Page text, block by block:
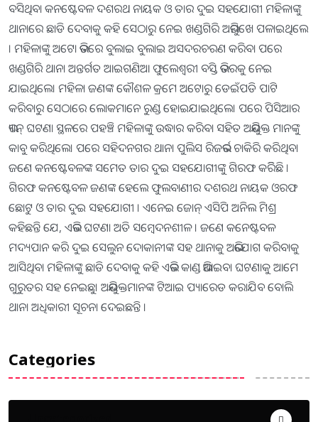
ବସିଥିବା କନଷ୍ଟେବଳ ଦଶରଥ ନାୟକ ଓ ତାର ଦୁଇ ସହଯୋଗୀ ମହିଳାଙ୍କୁ
ଥାନାରେ ଛାଡି ଦେବାକୁ କହି ସେଠାରୁ ନେଇ ଖଣ୍ଡଗିରି ଅଭିମୁଖେ ପଳାଇଥିଲେ
। ମହିଳାଙ୍କୁ ଅଟୋ ଭିତରେ ବୁଲାଇ ବୁଲାଇ ଅସଦରଚରଣ କରିବା ପରେ
ଖଣ୍ଡଗିରି ଥାନା ଅନ୍ତର୍ଗତ ଆଇଗଣିଆ ଫୁଲେଶ୍ୱରୀ ବସ୍ତି ଭିତରକୁ ନେଇ
ଯାଇଥିଲେ। ମହିଳା ଜଣଙ୍କ କୌଶଳ କ୍ରମେ ଅଟୋରୁ ଡେଇଁପଡି ପାଟି
କରିବାରୁ ସେଠାରେ ଲୋକମାନେ ରୁଣ୍ଡ ହୋଇଯାଇଥିଲେ। ପରେ ପିସିଆର
ଭ୍ୟାନ୍ ଘଟଣା ସ୍ଥଳରେ ପହଞ୍ଚି ମହିଳାଙ୍କୁ ଉଦ୍ଧାର କରିବା ସହିତ ଅଭିଯୁକ୍ତ ମାନଙ୍କୁ
କାବୁ କରିଥିଲେ। ପରେ ସହିଦନଗର ଥାନା ପୁଲିସ ରିଜର୍ଭର ଚାକିରି କରିଥିବା
ଜଣେ କନଷ୍ଟେବଳଙ୍କ ସମେତ ତାର ଦୁଇ ସହଯୋଗୀଙ୍କୁ ଗିରଫ କରିିଛି ।
ଗିରଫ କନଷ୍ଟେବଳ ଜଣଙ୍କ ହେଲେ ଫୁଲବାଣୀର ଦଶରଥ ନାୟକ ଓରଫ
ଛୋଟୁ ଓ ତାର ଦୁଇ ସହଯୋଗୀ । ଏନେଇ ଜୋନ୍ ଏସିପି ଅନିଲ ମିଶ୍ର
କହିଛନ୍ତି ଯେ, ଏଭଳି ଘଟଣା ଅତି ସମ୍ବେଦନଶୀଳ । ଜଣେ କନେଷ୍ଟବଳ
ମଦ୍ୟପାନ କରି ଦୁଇ ସେଲୁନ ଦୋକାନୀଙ୍କ ସହ ଥାନାକୁ ଅଭିଯୋଗ କରିବାକୁ
ଆସିଥିବା ମହିଳାଙ୍କୁ ଛାଡି ଦେବାକୁ କହି ଏଭଳି କାଣ୍ଡ ଭିଆଇବା ଘଟଣାକୁ ଆମେ
ଗୁରୁତର ସହ ନେଇଛୁ। ଅଭିଯୁକ୍ତମାନଙ୍କ ଟିଆଇ ପ୍ୟାରେଡ କରାଯିବ ବୋଲି
ଥାନା ଅଧିକାରୀ ସୂଚନା ଦେଇଛନ୍ତି ।
Categories